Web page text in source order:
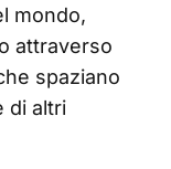
mondo,
attraverso
spaziano
di altri